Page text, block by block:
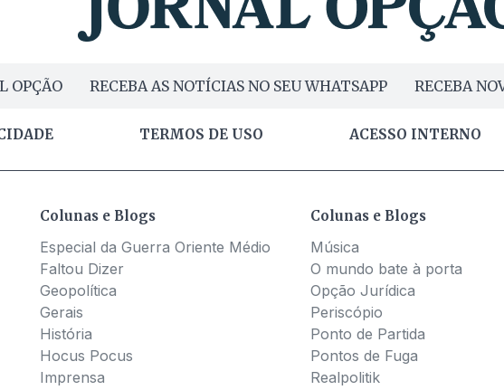
OPÇÃO RECEBA AS NOTÍCIAS NO SEU WHATSAPP RECEBA
TERMOS DE USO ACESSO INTERNO
Colunas e Blogs
Especial da Guerra Oriente Médio
Faltou Dizer
Geopolítica
Gerais
História
Hocus Pocus
Imprensa
Colunas e Blogs
Música
O mundo bate à porta
Opção Jurídica
Periscópio
Ponto de Partida
Pontos de Fuga
Realpolitik